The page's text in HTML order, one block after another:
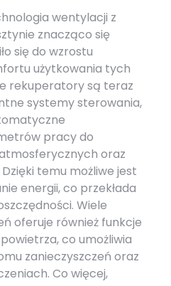
wentylacji z
znacząco się
się do wzrostu
użytkowania tych
rekuperatory są teraz
systemy sterowania,
pracy do
oraz
temu możliwe jest
energii, co przekłada
Wiele
oferuje również funkcje
co umożliwia
zanieczyszczeń oraz
Co więcej,